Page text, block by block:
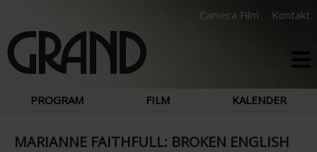
Camera Film Kontakt
PROGRAM FILM KALENDER
MARIANNE FAITHFULL: BROKEN ENGLISH